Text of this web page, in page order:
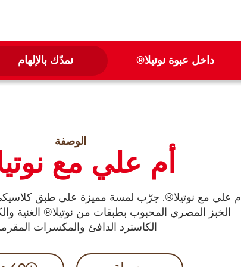
داخل عبوة نوتيلا® نمدّك بالإلهام
الوصفة
أم علي مع
أم علي مع نوتيلا®: جرّب لمسة مميزة على طبق
الخبز المصري المحبوب بطبقات من نوتيلا® الغنية
الكاسترد الدافئ والمكسرات